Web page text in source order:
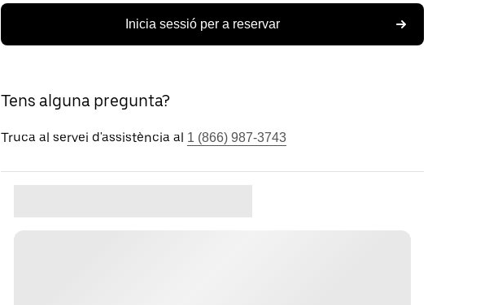
Inicia sessió per a reservar
Tens alguna pregunta?
Truca al servei d'assistència al 1 (866) 987-3743